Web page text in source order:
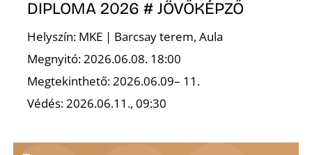
DIPLOMA 2026 # JÖVŐKÉPZŐ
Helyszín: MKE | Barcsay terem, Aula
Megnyitó: 2026.06.08. 18:00
Megtekinthető: 2026.06.09– 11.
Védés: 2026.06.11., 09:30